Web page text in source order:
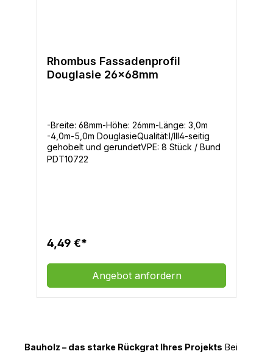
Rhombus Fassadenprofil
Douglasie 26x68mm
-Breite: 68mm-Höhe: 26mm-Länge: 3,0m
-4,0m-5,0m DouglasieQualität:I/III4-seitig
gehobelt und gerundetVPE: 8 Stück / Bund
PDT10722
4,49 €*
Angebot anfordern
Bauholz – das starke Rückgrat Ihres Projekts Bei